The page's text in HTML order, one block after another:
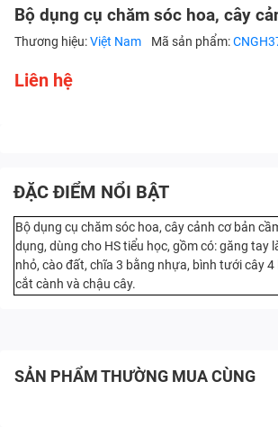
Bộ dụng cụ chăm sóc hoa, cây
Thương hiệu:Việt Nam Mã sản phẩm:
Liên hệ
ĐẶC ĐIỂM NỔI BẬT
Bộ dụng cụ chăm sóc hoa, cây cảnh cơ bản
dụng, dùng cho HS tiểu học, gồm có: găng tay
nhỏ, cào đất, chĩa 3 bằng nhựa, bình tưới cây
cắt cành và chậu cây.
SẢN PHẨM THƯỜNG MUA CÙNG